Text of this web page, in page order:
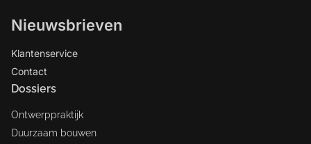
Nieuwsbrieven
Klantenservice
Contact
Dossiers
Ontwerppraktijk
Duurzaam bouwen